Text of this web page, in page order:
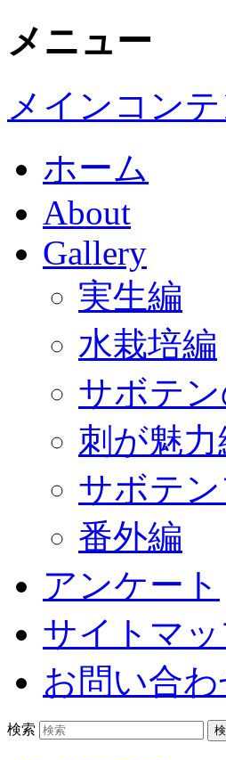
メニュー
メインコン
ホーム
About
Gallery
実生編
水栽培編
サボテ
刺が魅力
サボテ
番外編
アンケート
サイトマ
お問い合わ
検索